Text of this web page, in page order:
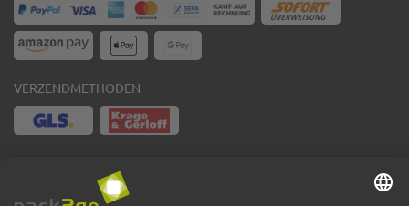
VERZENDMETHODEN
InstagramLinkedIn